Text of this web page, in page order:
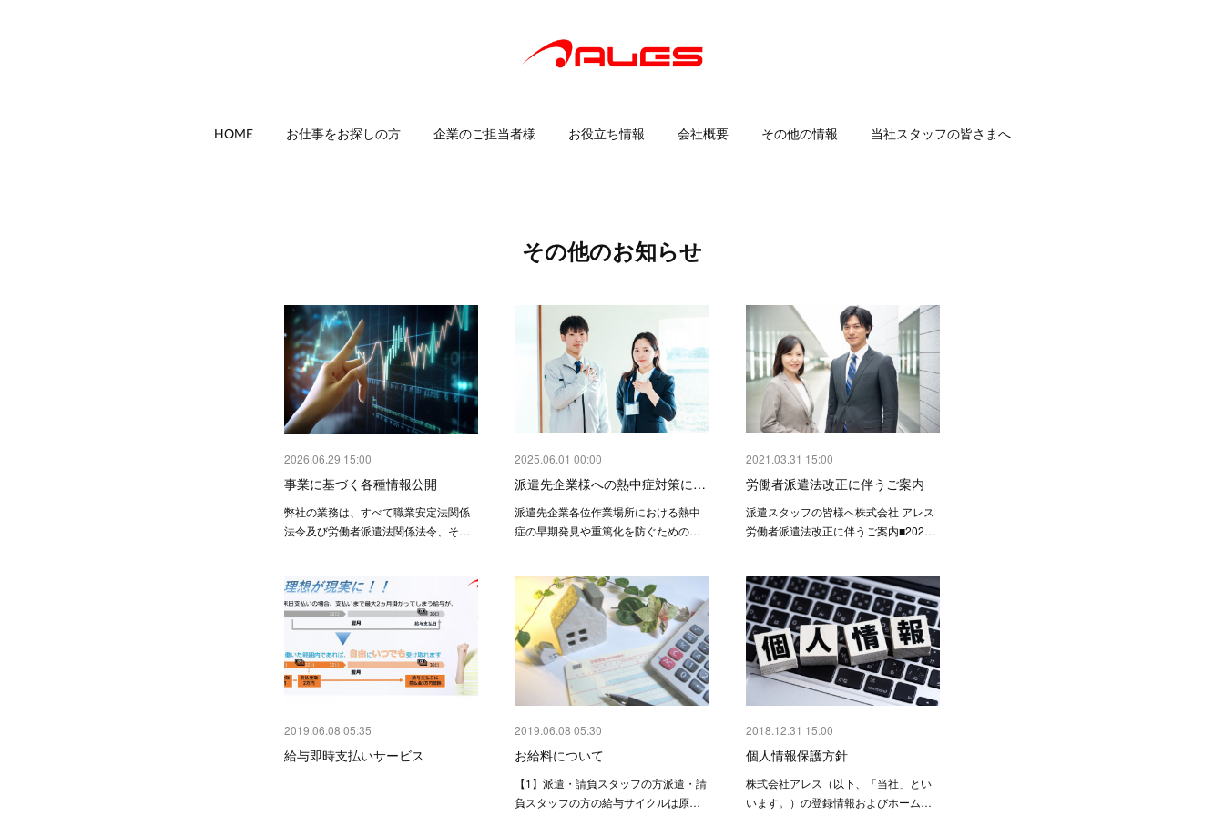
HOME お仕事をお探しの方 企業のご担当者様 お役立ち情報 会社概要 その他の情報 当社スタッフの皆さまへ
その他のお知らせ
2026.06.29 15:00
事業に基づく各種情報公開
弊社の業務は、すべて職業安定法関係
法令及び労働者派遣法関係法令、そ…
2025.06.01 00:00
派遣先企業様への熱中症対策に…
派遣先企業各位作業場所における熱中
症の早期発見や重篤化を防ぐための…
2021.03.31 15:00
労働者派遣法改正に伴うご案内
派遣スタッフの皆様へ株式会社 アレス
労働者派遣法改正に伴うご案内■202…
2019.06.08 05:35
給与即時支払いサービス
2019.06.08 05:30
お給料について
【1】派遣・請負スタッフの方派遣・請
負スタッフの方の給与サイクルは原…
2018.12.31 15:00
個人情報保護方針
株式会社アレス（以下、「当社」とい
います。）の登録情報およびホーム…